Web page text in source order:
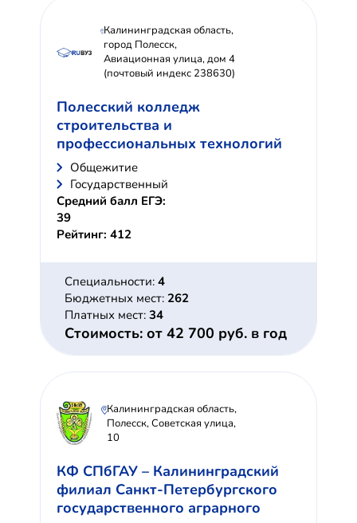
Калининградская область,
город Полесск,
Авиационная улица, дом 4
(почтовый индекс 238630)
Полесский колледж
строительства и
профессиональных технологий
Общежитие
Государственный
Средний балл ЕГЭ:
39
Рейтинг: 412
Специальности: 4
Бюджетных мест: 262
Платных мест: 34
Стоимость: от 42 700 руб. в год
Калининградская область,
Полесск, Советская улица,
10
КФ СПбГАУ – Калининградский
филиал Санкт-Петербургского
государственного аграрного